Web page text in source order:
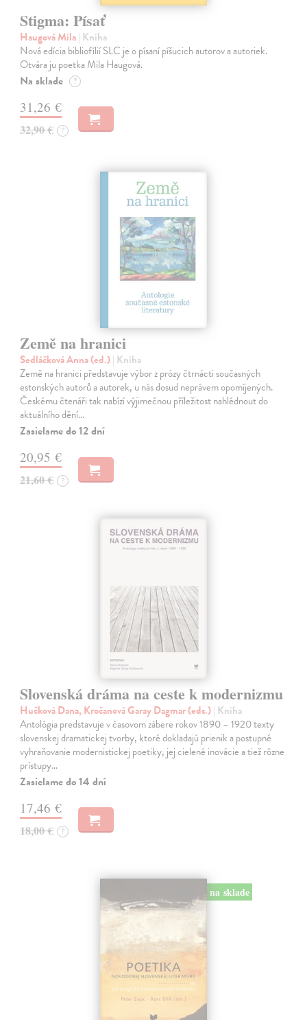
Stigma: Písať
Haugová Mila| Kniha
Nová edícia bibliofílií SLC je o písaní píšucich autorov a autoriek.
Otvára ju poetka Mila Haugová.
Na sklade ?
31,26 €
32,90 € ?
Země na hranici
Sedláčková Anna (ed.)| Kniha
Země na hranici představuje výbor z prózy čtrnácti současných
estonských autorů a autorek, u nás dosud neprávem opomíjených.
Českému čtenáři tak nabízí výjimečnou příležitost nahlédnout do
aktuálního dění…
Zasielame do 12 dní
20,95 €
21,60 € ?
Slovenská dráma na ceste k modernizmu
Hučková Dana, Kročanová Garay Dagmar (eds.)| Kniha
Antológia predstavuje v časovom zábere rokov 1890 – 1920 texty
slovenskej dramatickej tvorby, ktoré dokladajú prienik a postupné
vyhraňovanie modernistickej poetiky, jej cielené inovácie a tiež rôzne
prístupy…
Zasielame do 14 dní
17,46 €
18,00 € ?
na sklade